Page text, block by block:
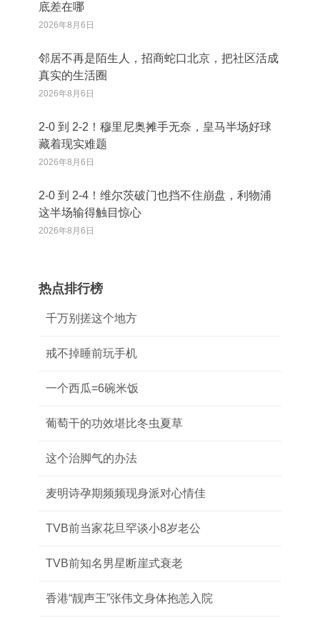
底差在哪
2026年8月6日
邻居不再是陌生人，招商蛇口北京，把社区活成
真实的生活圈
2026年8月6日
2‑0 到 2‑2！穆里尼奥摊手无奈，皇马半场好球
藏着现实难题
2026年8月6日
2‑0 到 2‑4！维尔茨破门也挡不住崩盘，利物浦
这半场输得触目惊心
2026年8月6日
热点排行榜
千万别搓这个地方
戒不掉睡前玩手机
一个西瓜=6碗米饭
葡萄干的功效堪比冬虫夏草
这个治脚气的办法
麦明诗孕期频频现身派对心情佳
TVB前当家花旦罕谈小8岁老公
TVB前知名男星断崖式衰老
香港“靓声王”张伟文身体抱恙入院